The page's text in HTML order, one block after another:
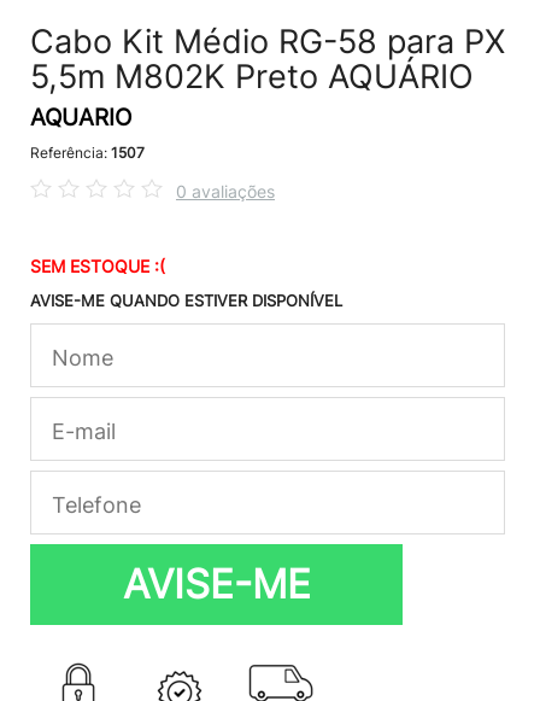
Cabo Kit Médio RG-58 para PX
5,5m M802K Preto AQUÁRIO
AQUARIO
Referência: 1507
0 avaliações
SEM ESTOQUE :(
AVISE-ME QUANDO ESTIVER DISPONÍVEL
AVISE-ME